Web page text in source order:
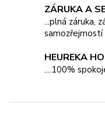
ZÁRUKA A
...plná záruka,
samozřejmostí
HEUREKA
....100%